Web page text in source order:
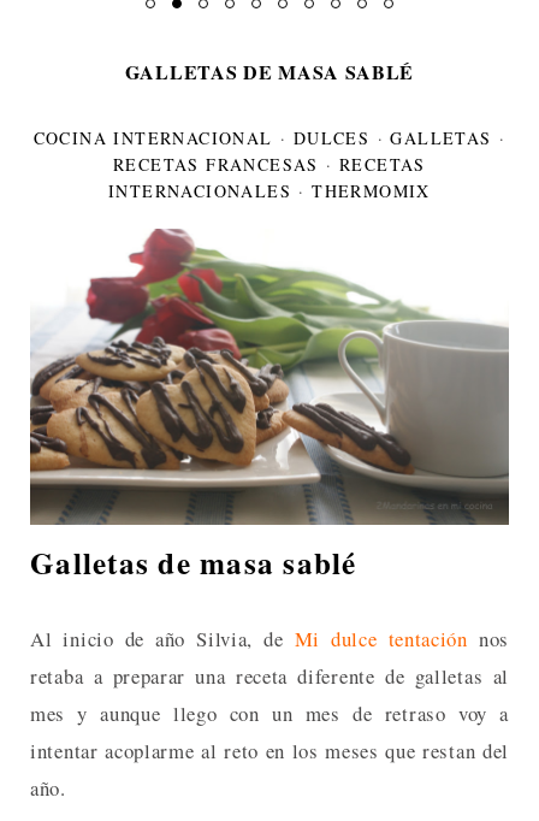
GALLETAS DE MASA SABLÉ
COCINA INTERNACIONAL · DULCES ·GALLETAS ·
RECETAS FRANCESAS ·RECETAS
INTERNACIONALES ·THERMOMIX
Galletas de masa sablé
Al inicio de año Silvia, de Mi dulce tentación nos
retaba a preparar una receta diferente de galletas al
mes y aunque llego con un mes de retraso voy a
intentar acoplarme al reto en los meses que restan del
año.